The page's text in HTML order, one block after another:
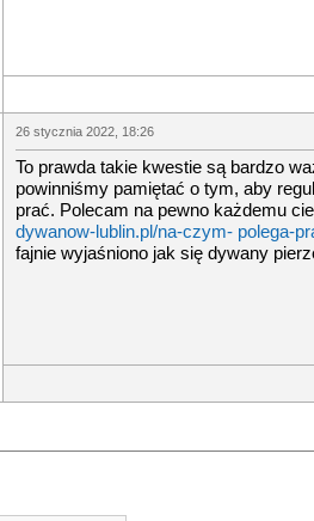
26 stycznia 2022, 18:26
To prawda takie kwestie są bardzo
powinniśmy pamiętać o tym, aby
prać. Polecam na pewno każdemu
dywanow-lublin.pl/na-czym- polega-
fajnie wyjaśniono jak się dywany